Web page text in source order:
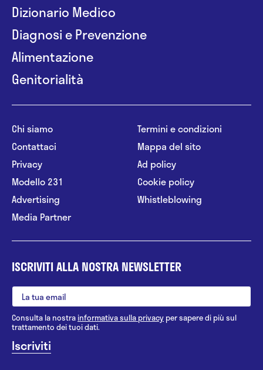
Dizionario Medico
Diagnosi e Prevenzione
Alimentazione
Genitorialità
Chi siamo
Contattaci
Privacy
Modello 231
Advertising
Media Partner
Termini e condizioni
Mappa del sito
Ad policy
Cookie policy
Whistleblowing
ISCRIVITI ALLA NOSTRA NEWSLETTER
Consulta la nostrainformativa sulla privacy per sapere di più sul
trattamento dei tuoi dati.